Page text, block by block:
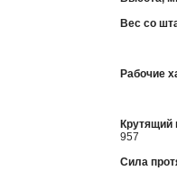
Вес со
Рабочие
957
Сила